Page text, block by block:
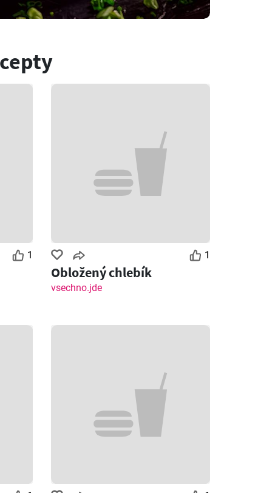
1 1
Obložený chlebík
vsechno.jde